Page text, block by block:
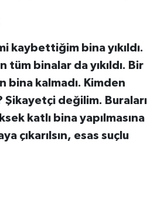
kaybettiğim bina yıkıldı.
tüm binalar da yıkıldı. Bir
bina kalmadı. Kimden
Şikayetçi değilim. Buraları
katlı bina yapılmasına
çıkarılsın, esas suçlu